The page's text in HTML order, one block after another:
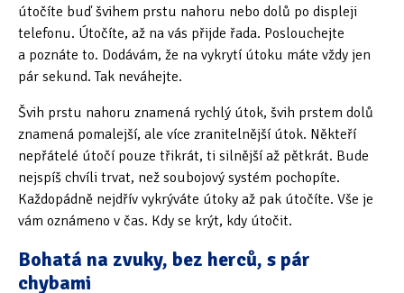
útočíte buď švihem prstu nahoru nebo dolů po displeji
telefonu. Útočíte, až na vás přijde řada. Poslouchejte
a poznáte to. Dodávám, že na vykrytí útoku máte vždy jen
pár sekund. Tak neváhejte.
Švih prstu nahoru znamená rychlý útok, švih prstem dolů
znamená pomalejší, ale více zranitelnější útok. Někteří
nepřátelé útočí pouze třikrát, ti silnější až pětkrát. Bude
nejspíš chvíli trvat, než soubojový systém pochopíte.
Každopádně nejdřív vykrýváte útoky až pak útočíte. Vše je
vám oznámeno v čas. Kdy se krýt, kdy útočit.
Bohatá na zvuky, bez herců, s pár
chybami